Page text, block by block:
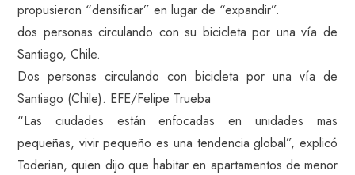
propusieron “densificar” en lugar de “expandir”.
dos personas circulando con su bicicleta por una vía de
Santiago, Chile.
Dos personas circulando con bicicleta por una vía de
Santiago (Chile). EFE/Felipe Trueba
“Las ciudades están enfocadas en unidades mas
pequeñas, vivir pequeño es una tendencia global”, explicó
Toderian, quien dijo que habitar en apartamentos de menor